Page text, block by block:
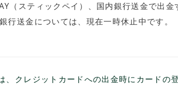
（スティックペイ）、国内銀行送金で出
行送金については、現在一時休止中です。
、クレジットカードへの出金時にカードの